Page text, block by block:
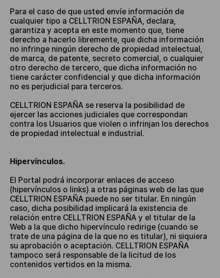
Para el caso de que usted envíe información de
cualquier tipo a CELLTRION ESPAÑA, declara,
garantiza y acepta en este momento que, tiene
derecho a hacerlo libremente, que dicha información
no infringe ningún derecho de propiedad intelectual,
de marca, de patente, secreto comercial, o cualquier
otro derecho de tercero, que dicha información no
tiene carácter confidencial y que dicha información
no es perjudicial para terceros.
CELLTRION ESPAÑA se reserva la posibilidad de
ejercer las acciones judiciales que correspondan
contra los Usuarios que violen o infrinjan los derechos
de propiedad intelectual e industrial.
Hipervínculos.
El Portal podrá incorporar enlaces de acceso
(hipervínculos o links) a otras páginas web de las que
CELLTRION ESPAÑA puede no ser titular. En ningún
caso, dicha posibilidad implicará la existencia de
relación entre CELLTRION ESPAÑA y el titular de la
Web a la que dicho hipervínculo redirige (cuando se
trate de una página de la que no es titular), ni siquiera
su aprobación o aceptación. CELLTRION ESPAÑA
tampoco será responsable de la licitud de los
contenidos vertidos en la misma.